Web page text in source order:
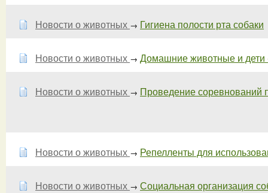
Новости о животных → Гигиена полости рта собаки
Новости о животных → Домашние животные и дети
Новости о животных → Проведение соревнований
Новости о животных → Репелленты для
Новости о животных → Социальная организация